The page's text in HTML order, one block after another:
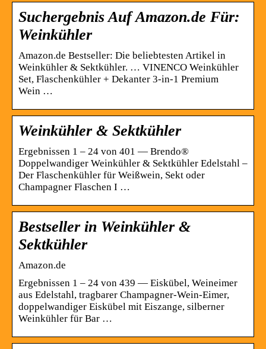
Suchergebnis Auf Amazon.de Für:
Weinkühler
Amazon.de Bestseller: Die beliebtesten Artikel in
Weinkühler & Sektkühler. … VINENCO Weinkühler
Set, Flaschenkühler + Dekanter 3-in-1 Premium
Wein …
Weinkühler & Sektkühler
Ergebnissen 1 – 24 von 401 — Brendo®
Doppelwandiger Weinkühler & Sektkühler Edelstahl –
Der Flaschenkühler für Weißwein, Sekt oder
Champagner Flaschen I …
Bestseller in Weinkühler &
Sektkühler
Amazon.de
Ergebnissen 1 – 24 von 439 — Eiskübel, Weineimer
aus Edelstahl, tragbarer Champagner-Wein-Eimer,
doppelwandiger Eiskübel mit Eiszange, silberner
Weinkühler für Bar …